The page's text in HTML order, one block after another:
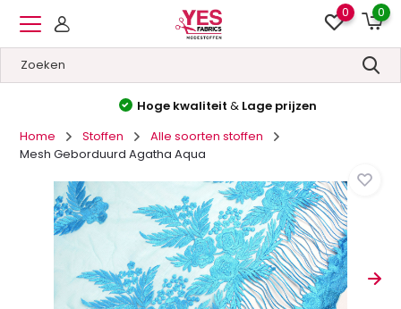
0 0
Hoge kwaliteit&Lage prijzen
Home
Stoffen
Alle soorten stoffen
Mesh Geborduurd Agatha Aqua